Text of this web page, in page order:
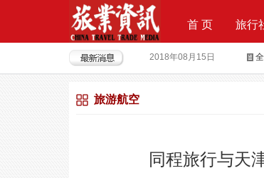
首 页 旅行
2018年08月15日
2017年09月29日
旅游航空
同程旅行与天